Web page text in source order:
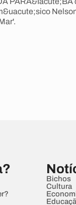
Bichos
Cultura